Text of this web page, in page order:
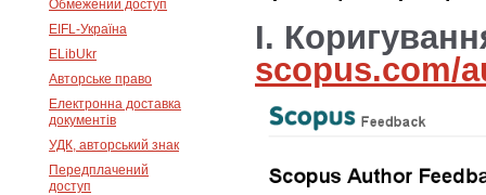
Обмежений доступ
EIFL-Україна
ELibUkr
Авторське право
Електронна доставка
документів
УДК, авторський знак
Передплачений
доступ
I.
scopus.com/